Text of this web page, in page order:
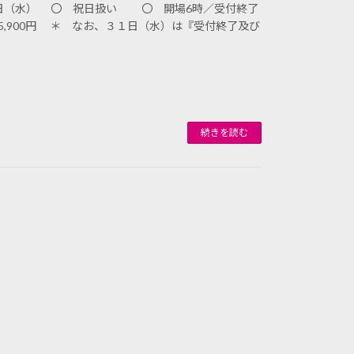
日（水） 〇 祝日扱い 〇 開場6時／受付終了
円 ＊ なお、３１日（水）は『受付終了及び
続きを読む